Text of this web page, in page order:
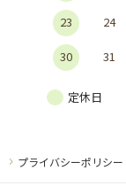
23 24
30 31
定休日
プライバシーポリシー